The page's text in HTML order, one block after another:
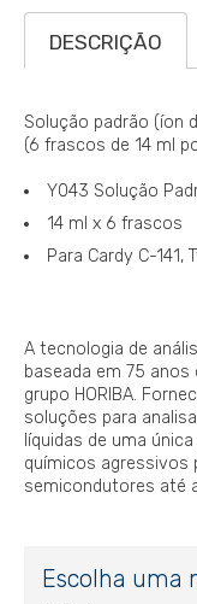
DESCRIÇÃO
Solução padrão (íon
(6 frascos de 14 ml
Y043 Solução
14 ml x 6 frascos
Para Cardy C-141,
A tecnologia de
baseada em 75 anos
grupo HORIBA.
soluções para
líquidas de uma
químicos agressivos
semicondutores até
Escolha uma